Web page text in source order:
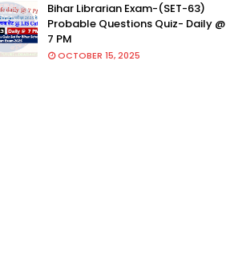
Bihar Librarian Exam-(SET-63)
Probable Questions Quiz- Daily @
7 PM
OCTOBER 15, 2025